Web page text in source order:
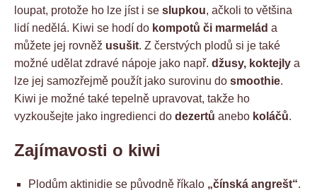
loupat, protože ho lze jíst i se slupkou, ačkoli to většina
lidí nedělá. Kiwi se hodí do kompotů či marmelád a
můžete jej rovněž usušit. Z čerstvých plodů si je také
možné udělat zdravé nápoje jako např. džusy, koktejly a
lze jej samozřejmě použít jako surovinu do smoothie.
Kiwi je možné také tepelně upravovat, takže ho
vyzkoušejte jako ingredienci do dezertů anebo koláčů.
Zajímavosti o kiwi
Plodům aktinidie se původně říkalo „čínská angrešt“.